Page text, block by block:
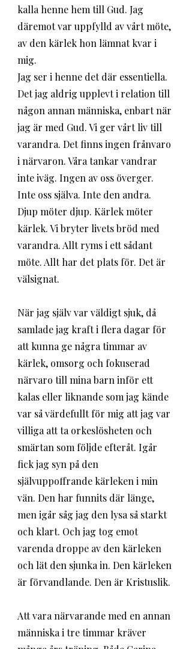
kalla henne hem till Gud. Jag
däremot var uppfylld av vårt möte,
av den kärlek hon lämnat kvar i
mig.
Jag ser i henne det där essentiella.
Det jag aldrig upplevt i relation till
någon annan människa, enbart när
jag är med Gud. Vi ger vårt liv till
varandra. Det finns ingen frånvaro
i närvaron. Våra tankar vandrar
inte iväg. Ingen av oss överger.
Inte oss själva. Inte den andra.
Djup möter djup. Kärlek möter
kärlek. Vi bryter livets bröd med
varandra. Allt ryms i ett sådant
möte. Allt har det plats för. Det är
välsignat.
När jag själv var väldigt sjuk, då
samlade jag kraft i flera dagar för
att kunna ge några timmar av
kärlek, omsorg och fokuserad
närvaro till mina barn inför ett
kalas eller liknande som jag kände
var så värdefullt för mig att jag var
villiga att ta orkeslösheten och
smärtan som följde efteråt. Igår
fick jag syn på den
självuppoffrande kärleken i min
vän. Den har funnits där länge,
men igår såg jag den lysa så starkt
och klart. Och jag tog emot
varenda droppe av den kärleken
och lät den sjunka in. Den kärleken
är förvandlande. Den är Kristuslik.
Att vara närvarande med en annan
människa i tre timmar kräver